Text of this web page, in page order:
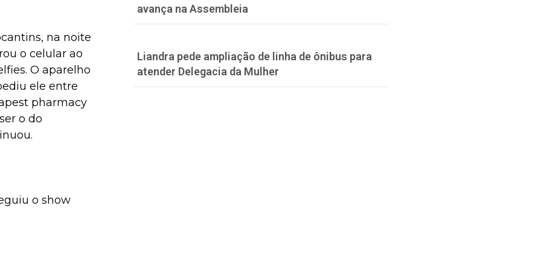
na noite
o celular ao
O aparelho
ele entre
pharmacy
o do
o show
avança na Assembleia
Liandra pede ampliação de linha de ônibus para
atender Delegacia da Mulher